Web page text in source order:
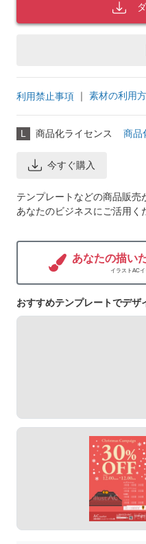
利用禁止事項 ｜ 素材の利用
L 商品化ライセンス 商品
今すぐ購入
テンプレートなどの商品販売
あなたのビジネスにご活用く
あなたの描い
イラストAC
おすすめテンプレートでデザ